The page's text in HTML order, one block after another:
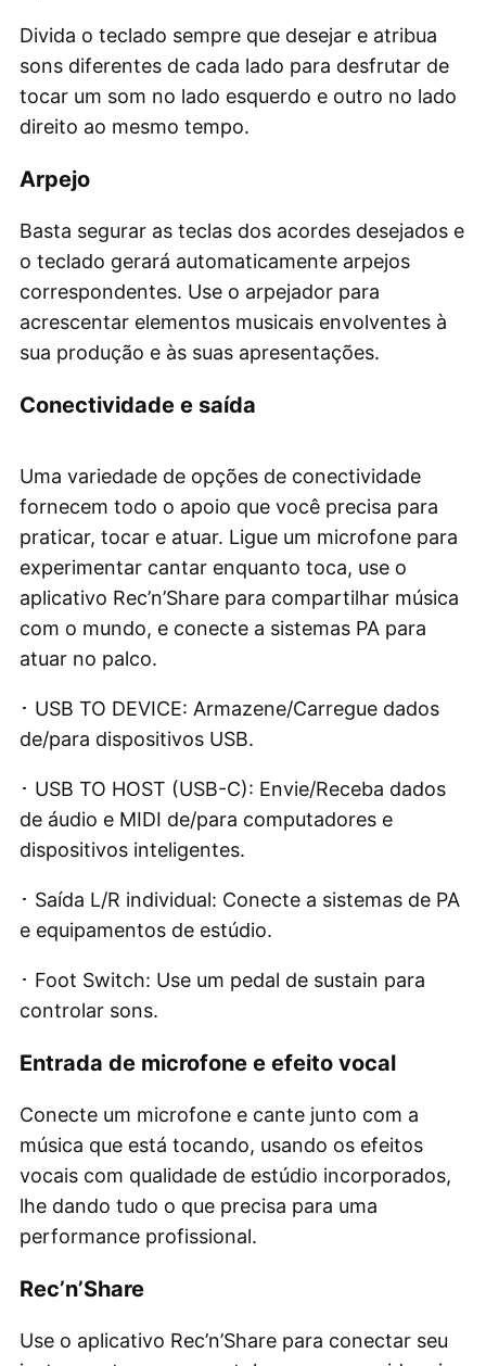
Divida o teclado sempre que desejar e atribua
sons diferentes de cada lado para desfrutar de
tocar um som no lado esquerdo e outro no lado
direito ao mesmo tempo.
Arpejo
Basta segurar as teclas dos acordes desejados e
o teclado gerará automaticamente arpejos
correspondentes. Use o arpejador para
acrescentar elementos musicais envolventes à
sua produção e às suas apresentações.
Conectividade e saída
Uma variedade de opções de conectividade
fornecem todo o apoio que você precisa para
praticar, tocar e atuar. Ligue um microfone para
experimentar cantar enquanto toca, use o
aplicativo Rec’n’Share para compartilhar música
com o mundo, e conecte a sistemas PA para
atuar no palco.
･ USB TO DEVICE: Armazene/Carregue dados
de/para dispositivos USB.
･ USB TO HOST (USB-C): Envie/Receba dados
de áudio e MIDI de/para computadores e
dispositivos inteligentes.
･ Saída L/R individual: Conecte a sistemas de PA
e equipamentos de estúdio.
･ Foot Switch: Use um pedal de sustain para
controlar sons.
Entrada de microfone e efeito vocal
Conecte um microfone e cante junto com a
música que está tocando, usando os efeitos
vocais com qualidade de estúdio incorporados,
lhe dando tudo o que precisa para uma
performance profissional.
Rec’n’Share
Use o aplicativo Rec’n’Share para conectar seu